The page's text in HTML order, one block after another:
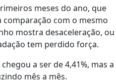
meses do ano, que
comparação com o mesmo
mostra desaceleração, ou
tem perdido força.
a ser de 4,41%, mas a
mês a mês.